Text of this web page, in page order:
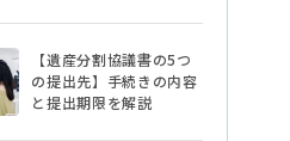
【遺産分割協議書の5つ
の提出先】手続きの内容
と提出期限を解説